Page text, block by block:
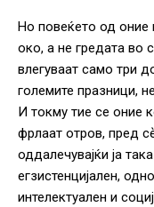
Но повеќето од оние
око, а не гредата во
влегуваат само три
големите празници,
И токму тие се оние
фрлаат отров, пред
оддалечувајќи ја
егзистенцијален,
интелектуален и